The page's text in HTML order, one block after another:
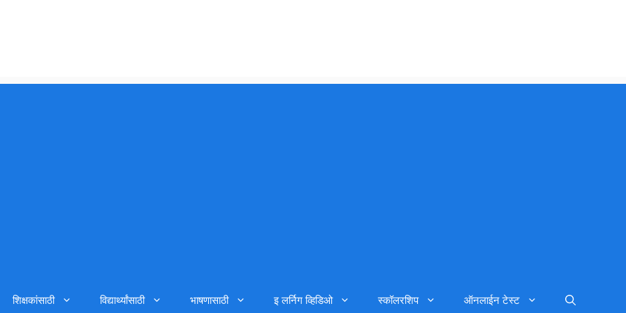
शिक्षकांसाठी विद्यार्थ्यांसाठी भाषणासाठी इ लर्निग व्हिडिओ स्कॉलरशिप ऑनलाईन टेस्ट